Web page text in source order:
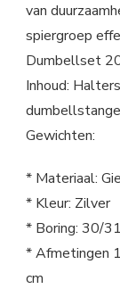
van
spiergroep
Dumbellset
Inhoud:
Gewichten:
* Materiaal:
* Kleur: Zilver
* Boring: 30/
* Afmetingen
cm